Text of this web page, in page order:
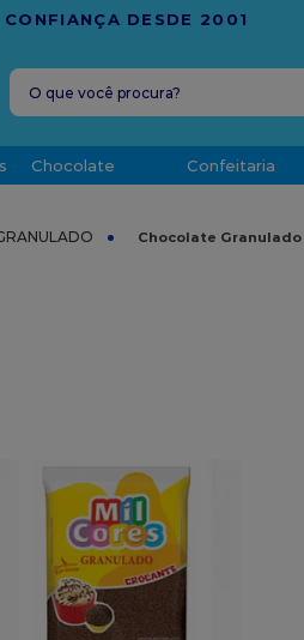
FRETE GRÁTIS
O que você procura?
Chocolate Confeitaria
Chocolate Granulado
caixa
8
granulado
10º